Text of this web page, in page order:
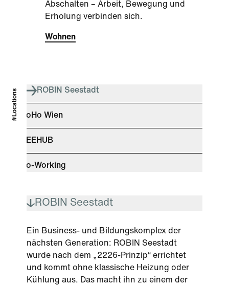
Abschalten – Arbeit, Bewegung und
Erholung verbinden sich.
Wohnen
#Locations ROBIN Seestadt
HoHo Wien
SEEHUB
Co-Working
ROBIN Seestadt
Ein Business- und Bildungskomplex der
nächsten Generation: ROBIN Seestadt
wurde nach dem „2226-Prinzip“ errichtet
und kommt ohne klassische Heizung oder
Kühlung aus. Das macht ihn zu einem der